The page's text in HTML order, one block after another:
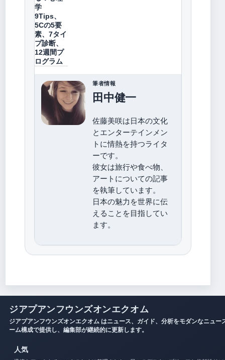
学
9Tips、
5Cの5要
素、7タイ
プ診断、
12週間プ
ログラム
筆者情報
田中健一
佐藤美咲は日本の文化
とエンターテインメン
トに情熱を持つライタ
ーです。
彼女は旅行や食べ物、
アートについての記事
を執筆しています。
日本の魅力を世界に伝
えることを目指してい
ます。
ジアプアンフウンズオンエクオム
ジアプアンフウンズオンエクオム はニュース、ガイド、分析をモダンなニュー
ーム構成で提供し、編集部が継続的に更新します。
人気